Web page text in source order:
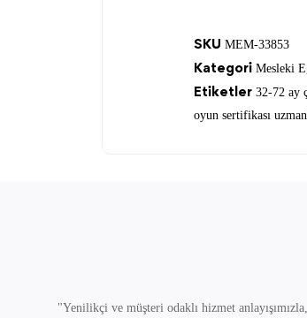
SKU MEM-33853
Kategori Mesleki
Etiketler 32-72 ay
oyun sertifikası
"Yenilikçi ve müşteri odaklı hizmet